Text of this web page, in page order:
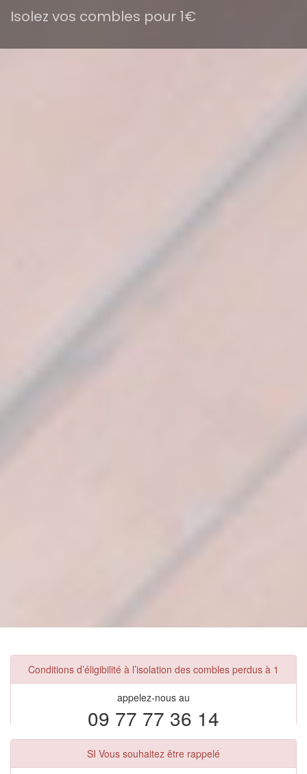
Isolez vos combles pour 1€
Conditions d’éligibilité à l’isolation des combles perdus à 1
appelez-nous au
09 77 77 36 14
SI Vous souhaitez être rappelé